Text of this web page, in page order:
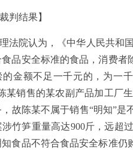
裁判结果】
法院认为，《中华人民共和
品安全标准的食品，消费者
的金额不足一千元的，为一
某销售的某农副产品加工厂
故陈某不属于销售“明知”
涉竹笋重量高达900斤，远超
知食品不符合食品安全标准